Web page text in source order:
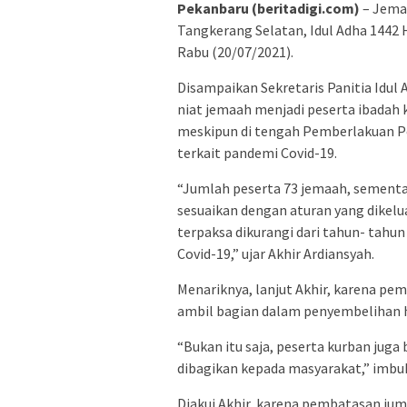
Pekanbaru (beritadigi.com) –
Tangkerang Selatan, Idul Adha
Rabu (20/07/2021).
Disampaikan Sekretaris Panitia Idul
niat jemaah menjadi peserta
meskipun di tengah Pemberlakuan
terkait pandemi Covid-19.
“Jumlah peserta 73 jemaah,
sesuaikan dengan aturan yang
terpaksa dikurangi dari tahun-
Covid-19,” ujar Akhir Ardiansyah.
Menariknya, lanjut Akhir, karena
ambil bagian dalam penyembelihan
“Bukan itu saja, peserta kurban
dibagikan kepada masyarakat,”